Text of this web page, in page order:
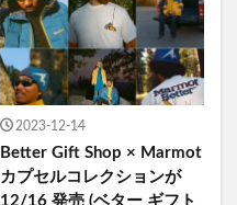
2023-12-14
Better Gift Shop × Marmot
カプセルコレクションが
12/16 発売 (ベター ギフト